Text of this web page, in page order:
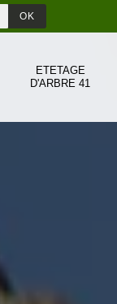
ETETAGE
D'ARBRE 41